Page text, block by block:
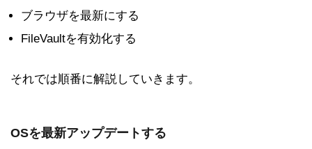
ブラウザを最新にする
FileVaultを有効化する
それでは順番に解説していきます。
OSを最新アップデートする